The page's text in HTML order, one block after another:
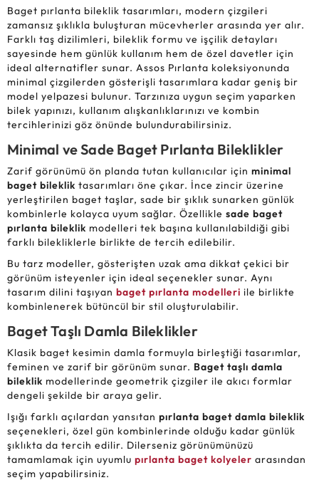
Baget pırlanta bileklik tasarımları, modern çizgileri
zamansız şıklıkla buluşturan mücevherler arasında yer alır.
Farklı taş dizilimleri, bileklik formu ve işçilik detayları
sayesinde hem günlük kullanım hem de özel davetler için
ideal alternatifler sunar. Assos Pırlanta koleksiyonunda
minimal çizgilerden gösterişli tasarımlara kadar geniş bir
model yelpazesi bulunur. Tarzınıza uygun seçim yaparken
bilek yapınızı, kullanım alışkanlıklarınızı ve kombin
tercihlerinizi göz önünde bulundurabilirsiniz.
Minimal ve Sade Baget Pırlanta Bileklikler
Zarif görünümü ön planda tutan kullanıcılar için minimal
baget bileklik tasarımları öne çıkar. İnce zincir üzerine
yerleştirilen baget taşlar, sade bir şıklık sunarken günlük
kombinlerle kolayca uyum sağlar. Özellikle sade baget
pırlanta bileklik modelleri tek başına kullanılabildiği gibi
farklı bilekliklerle birlikte de tercih edilebilir.
Bu tarz modeller, gösterişten uzak ama dikkat çekici bir
görünüm isteyenler için ideal seçenekler sunar. Aynı
tasarım dilini taşıyan baget pırlanta modelleri ile birlikte
kombinlenerek bütüncül bir stil oluşturulabilir.
Baget Taşlı Damla Bileklikler
Klasik baget kesimin damla formuyla birleştiği tasarımlar,
feminen ve zarif bir görünüm sunar. Baget taşlı damla
bileklik modellerinde geometrik çizgiler ile akıcı formlar
dengeli şekilde bir araya gelir.
Işığı farklı açılardan yansıtan pırlanta baget damla bileklik
seçenekleri, özel gün kombinlerinde olduğu kadar günlük
şıklıkta da tercih edilir. Dilerseniz görünümünüzü
tamamlamak için uyumlu pırlanta baget kolyeler arasından
seçim yapabilirsiniz.